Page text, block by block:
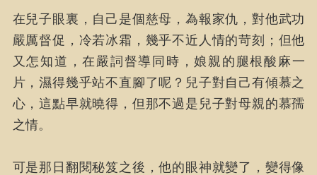
在兒子眼裏，自己是個慈母，為報家仇，對他武功
嚴厲督促，冷若冰霜，幾乎不近人情的苛刻；但他
又怎知道，在嚴詞督導同時，娘親的腿根酸麻一
片，濕得幾乎站不直腳了呢？兒子對自己有傾慕之
心，這點早就曉得，但那不過是兒子對母親的慕孺
之情。
可是那日翻閱秘笈之後，他的眼神就變了，變得像